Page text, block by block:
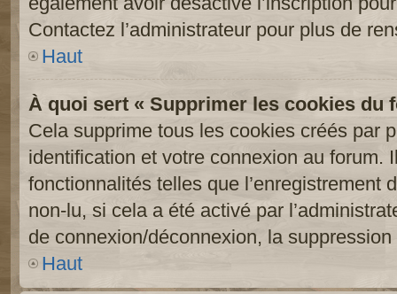
Contactez l’administrateur pour plus de
Haut
À quoi sert « Supprimer les cookies du
Cela supprime tous les cookies créés par
identification et votre connexion au forum.
fonctionnalités telles que l’enregistrement
non-lu, si cela a été activé par
de connexion/déconnexion, la
Haut